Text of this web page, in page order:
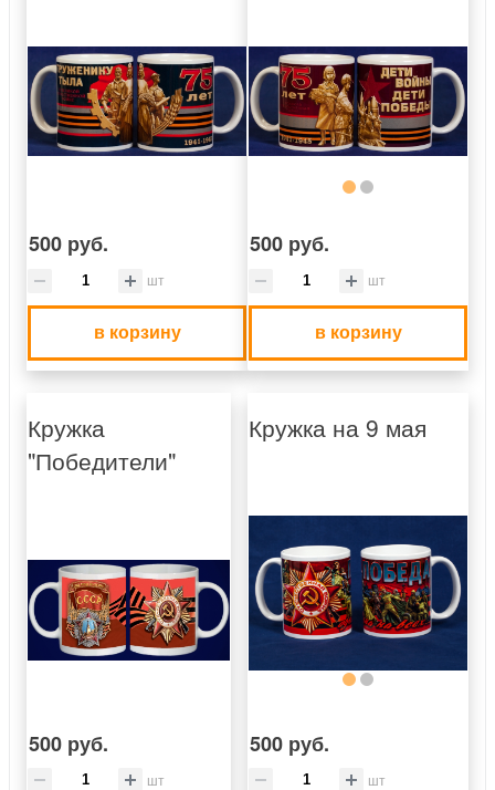
500 руб.
шт
в корзину
500 руб.
шт
в корзину
Кружка
"Победители"
500 руб.
шт
Кружка на 9 мая
500 руб.
шт